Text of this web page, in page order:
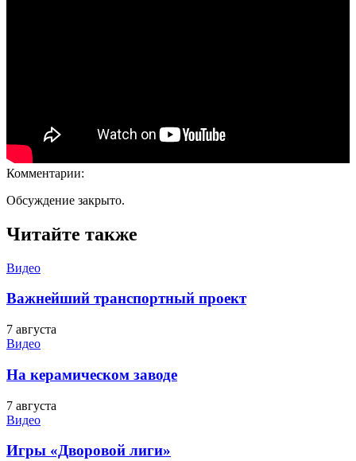
Комментарии:
Обсуждение закрыто.
Читайте также
Видео
Важнейший транспортный проект
7 августа
Видео
На керамическом заводе
7 августа
Видео
Игры «Дворовой лиги»